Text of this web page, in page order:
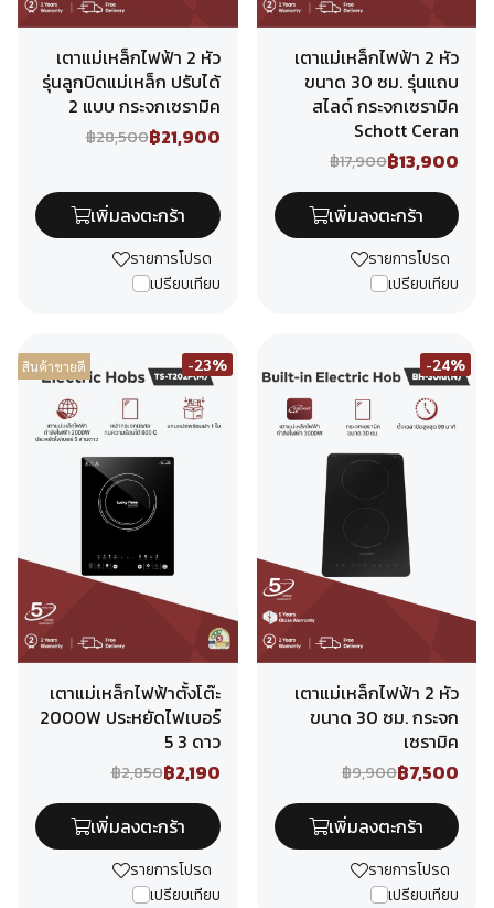
เตาแม่เหล็กไฟฟ้า 2 หัว
รุ่นลูกบิดแม่เหล็ก ปรับได้
2 แบบ กระจกเซรามิค
฿28,500฿21,900
เพิ่มลงตะกร้า
รายการโปรด
เปรียบเทียบ
เตาแม่เหล็กไฟฟ้า 2 หัว
ขนาด 30 ซม. รุ่นแถบ
สไลด์ กระจกเซรามิค
Schott Ceran
฿17,900฿13,900
เพิ่มลงตะกร้า
รายการโปรด
เปรียบเทียบ
สินค้าขายดี -23%
เตาแม่เหล็กไฟฟ้าตั้งโต๊ะ
2000W ประหยัดไฟเบอร์
5 3 ดาว
฿2,850฿2,190
เพิ่มลงตะกร้า
รายการโปรด
เปรียบเทียบ
-24%
เตาแม่เหล็กไฟฟ้า 2 หัว
ขนาด 30 ซม. กระจก
เซรามิค
฿9,900฿7,500
เพิ่มลงตะกร้า
รายการโปรด
เปรียบเทียบ